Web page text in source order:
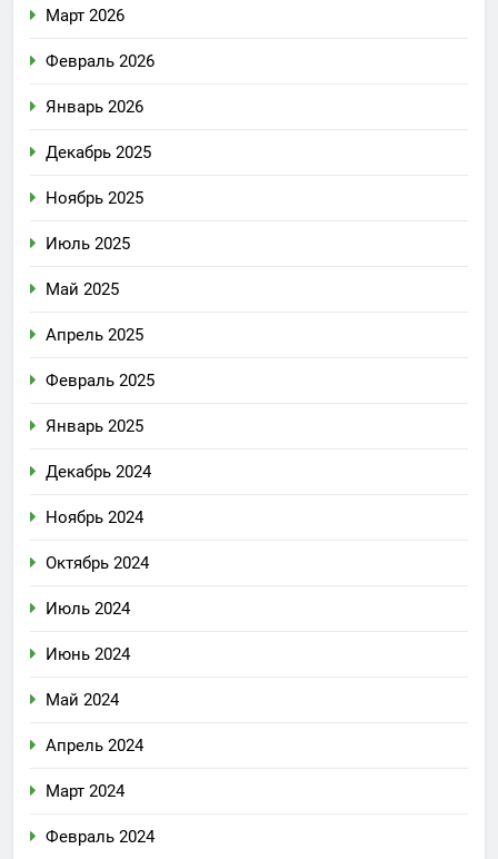
Март 2026
Февраль 2026
Январь 2026
Декабрь 2025
Ноябрь 2025
Июль 2025
Май 2025
Апрель 2025
Февраль 2025
Январь 2025
Декабрь 2024
Ноябрь 2024
Октябрь 2024
Июль 2024
Июнь 2024
Май 2024
Апрель 2024
Март 2024
Февраль 2024